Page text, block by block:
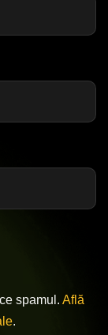
spamul. Află
.